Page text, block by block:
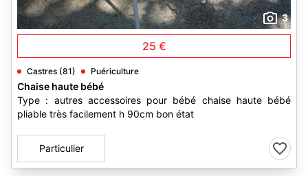
3
25 €
Castres (81) Puériculture
Chaise haute bébé
Type : autres accessoires pour bébé chaise haute bébé
pliable très facilement h 90cm bon état
Particulier